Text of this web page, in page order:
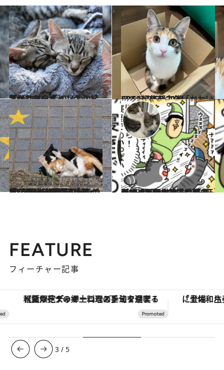
2025.2.22
「かわいいニャングランプリ2025」そのほかの結果はこちら！
ライフスタイル 2024.2.22
CREA編集部主催「かわいいニャンGP 2024」
ライフスタイル
2025.2.20
「スターを取り損ねちゃったの？」“奇跡の一枚”なのにお蔵入りしたのはなぜ？ 人気猫写真家が2年間秘めていた“感無量”な撮影秘話
カルチャー 2025.2.21
【まめきちまめこ】「最近マンガの描き方に悩んでて…」大人気ブロガーが初めて明かす、愛猫2匹を“人間らしく”描く理由とは？
カルチャー
FEATURE
フィーチャー記事
【夏限定ディナーコース】旬を迎える稚鮎や花ズッキーニなどをイタリア・トスカーナの郷土料理の手法で満喫！
3 / 5